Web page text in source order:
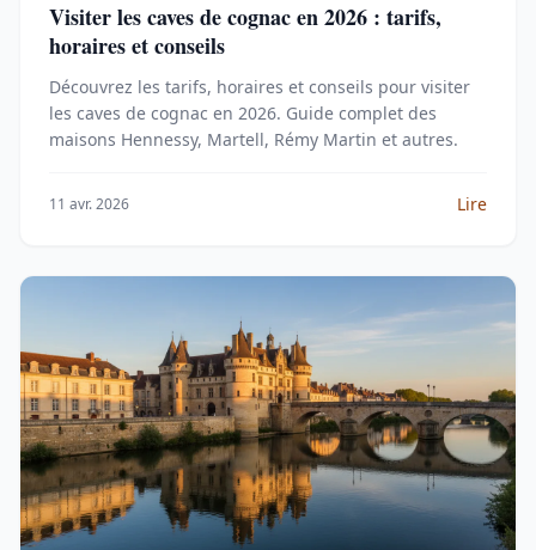
Visiter les caves de cognac en 2026 : tarifs,
horaires et conseils
Découvrez les tarifs, horaires et conseils pour visiter
les caves de cognac en 2026. Guide complet des
maisons Hennessy, Martell, Rémy Martin et autres.
11 avr. 2026 Lire